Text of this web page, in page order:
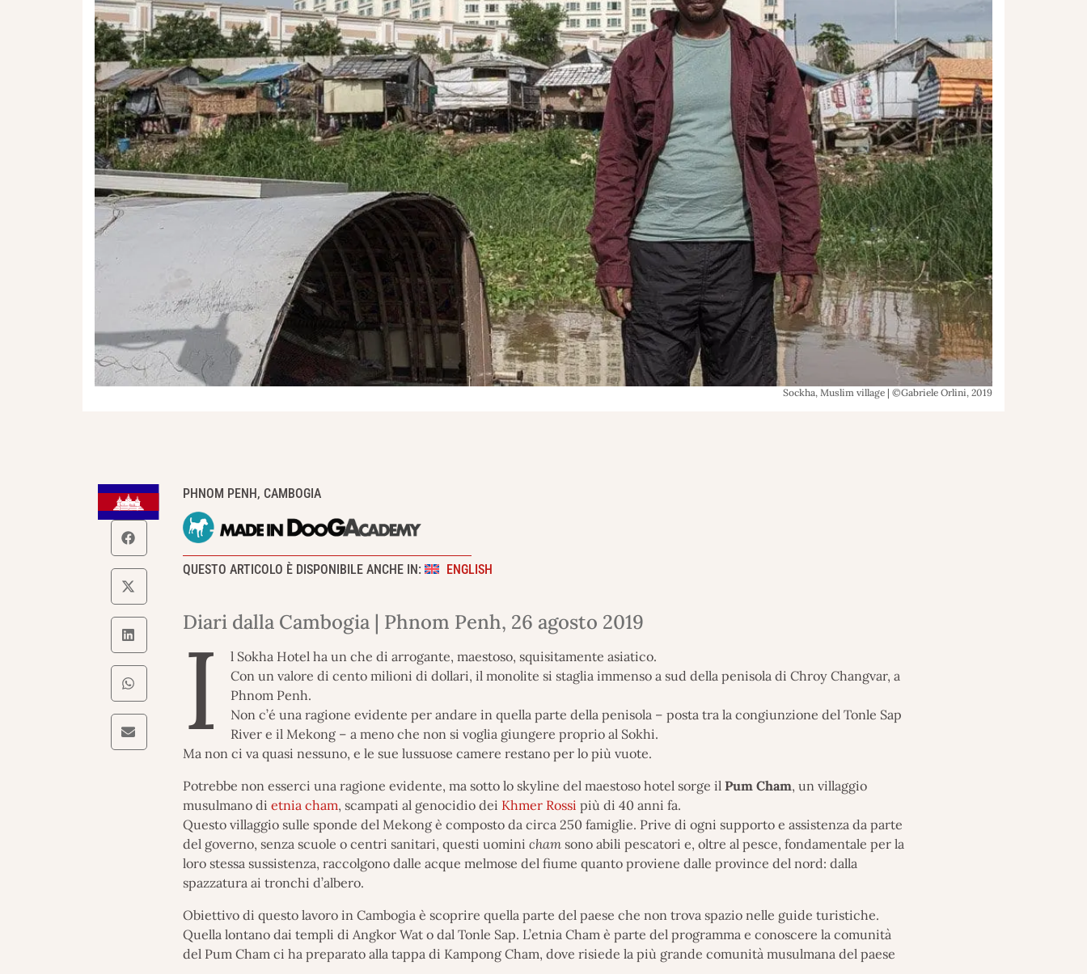
Sockha, Muslim village | ©Gabriele Orlini, 2019
PHNOM PENH, CAMBOGIA
QUESTO ARTICOLO È DISPONIBILE ANCHE IN: ENGLISH
Diari dalla Cambogia | Phnom Penh, 26 agosto 2019
I
l Sokha Hotel ha un che di arrogante, maestoso, squisitamente asiatico.
Con un valore di cento milioni di dollari, il monolite si staglia immenso a sud della penisola di Chroy Changvar, a
Phnom Penh.
Non c’é una ragione evidente per andare in quella parte della penisola – posta tra la congiunzione del Tonle Sap
River e il Mekong – a meno che non si voglia giungere proprio al Sokhi.
Ma non ci va quasi nessuno, e le sue lussuose camere restano per lo più vuote.
Potrebbe non esserci una ragione evidente, ma sotto lo skyline del maestoso hotel sorge il Pum Cham, un villaggio
musulmano di etnia cham, scampati al genocidio dei Khmer Rossi più di 40 anni fa.
Questo villaggio sulle sponde del Mekong è composto da circa 250 famiglie. Prive di ogni supporto e assistenza da parte
del governo, senza scuole o centri sanitari, questi uomini cham sono abili pescatori e, oltre al pesce, fondamentale per la
loro stessa sussistenza, raccolgono dalle acque melmose del fiume quanto proviene dalle province del nord: dalla
spazzatura ai tronchi d’albero.
Obiettivo di questo lavoro in Cambogia è scoprire quella parte del paese che non trova spazio nelle guide turistiche.
Quella lontano dai templi di Angkor Wat o dal Tonle Sap. L’etnia Cham è parte del programma e conoscere la comunità
del Pum Cham ci ha preparato alla tappa di Kampong Cham, dove risiede la più grande comunità musulmana del paese